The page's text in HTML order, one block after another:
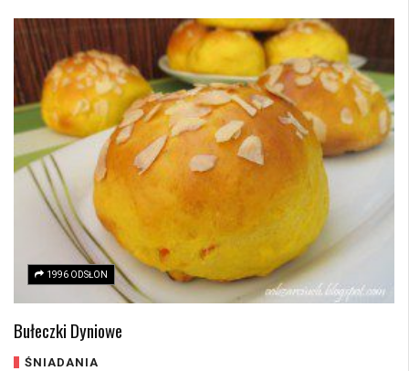
1996 ODSŁON
Bułeczki Dyniowe
ŚNIADANIA